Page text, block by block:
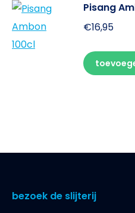
Pisang
€16,95
bezoek de slijterij